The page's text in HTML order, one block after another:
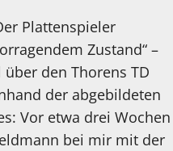
Plattenspieler
Zustand“ –
den Thorens TD
der abgebildeten
Vor etwa drei Wochen
bei mir mit der